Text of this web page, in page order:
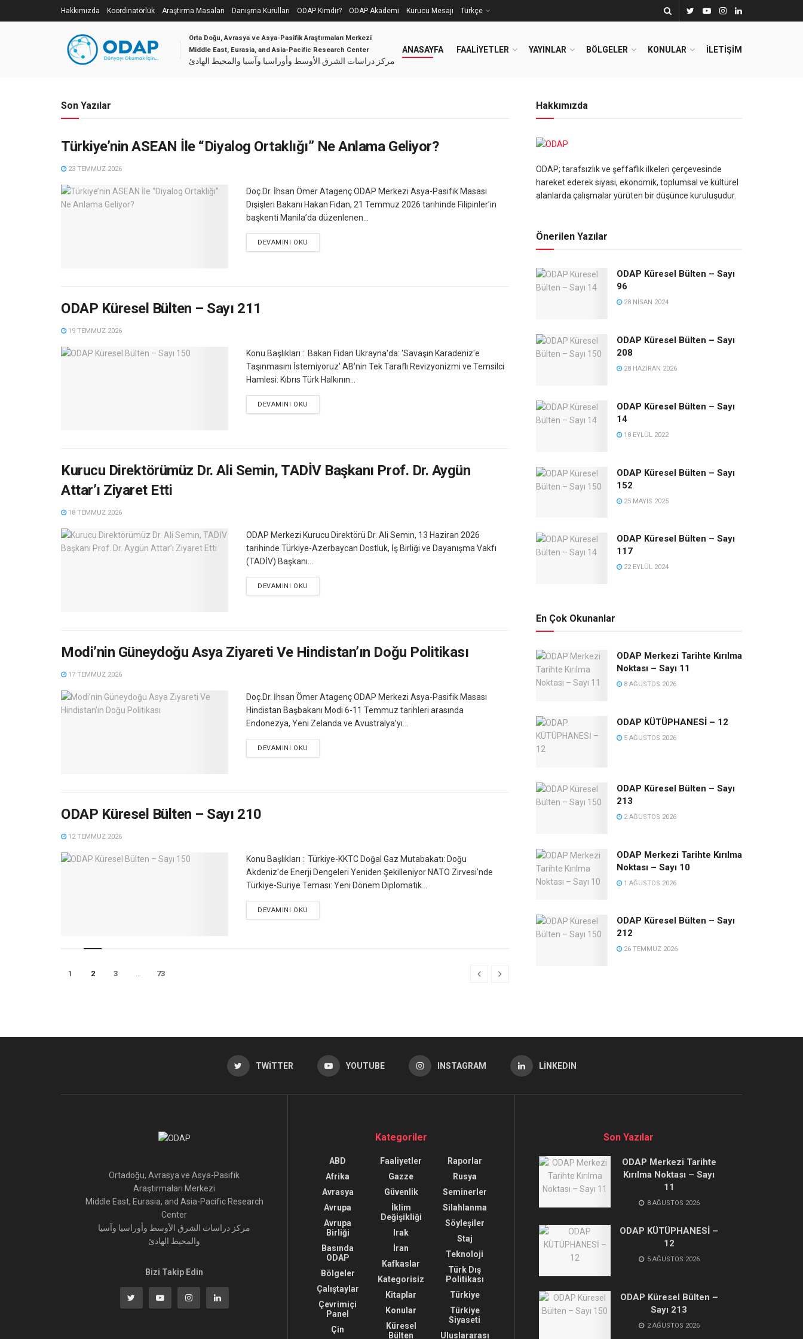
Hakkımızda Koordinatörlük Araştırma Masaları Danışma Kurulları ODAP Kimdir? ODAP Akademi Kurucu Mesajı Türkçe
Orta Doğu, Avrasya ve Asya-Pasifik Araştırmaları Merkezi
Middle East, Eurasia, and Asia-Pacific Research Center
مركز دراسات الشرق الأوسط وأوراسيا وآسيا والمحيط الهادئ
ANASAYFA FAALIYETLER YAYINLAR BÖLGELER KONULAR İLETIŞIM
Son Yazılar
Türkiye’nin ASEAN İle “Diyalog Ortaklığı” Ne Anlama Geliyor?
23 TEMMUZ 2026
Doç.Dr. İhsan Ömer Atagenç ODAP Merkezi Asya-Pasifik Masası
Dışişleri Bakanı Hakan Fidan, 21 Temmuz 2026 tarihinde Filipinler’in
başkenti Manila’da düzenlenen...
DEVAMINI OKU
ODAP Küresel Bülten – Sayı 211
19 TEMMUZ 2026
Konu Başlıkları : Bakan Fidan Ukrayna'da: 'Savaşın Karadeniz'e
Taşınmasını İstemiyoruz' AB’nin Tek Taraflı Revizyonizmi ve Temsilci
Hamlesi: Kıbrıs Türk Halkının...
DEVAMINI OKU
Kurucu Direktörümüz Dr. Ali Semin, TADİV Başkanı Prof. Dr. Aygün
Attar’ı Ziyaret Etti
18 TEMMUZ 2026
ODAP Merkezi Kurucu Direktörü Dr. Ali Semin, 13 Haziran 2026
tarihinde Türkiye-Azerbaycan Dostluk, İş Birliği ve Dayanışma Vakfı
(TADİV) Başkanı...
DEVAMINI OKU
Modi’nin Güneydoğu Asya Ziyareti Ve Hindistan’ın Doğu Politikası
17 TEMMUZ 2026
Doç.Dr. İhsan Ömer Atagenç ODAP Merkezi Asya-Pasifik Masası
Hindistan Başbakanı Modi 6-11 Temmuz tarihleri arasında
Endonezya, Yeni Zelanda ve Avustralya’yı...
DEVAMINI OKU
ODAP Küresel Bülten – Sayı 210
12 TEMMUZ 2026
Konu Başlıkları : Türkiye-KKTC Doğal Gaz Mutabakatı: Doğu
Akdeniz'de Enerji Dengeleri Yeniden Şekilleniyor NATO Zirvesi'nde
Türkiye-Suriye Teması: Yeni Dönem Diplomatik...
DEVAMINI OKU
1 2 3 … 73
Hakkımızda
ODAP; tarafsızlık ve şeffaflık ilkeleri çerçevesinde
hareket ederek siyasi, ekonomik, toplumsal ve kültürel
alanlarda çalışmalar yürüten bir düşünce kuruluşudur.
Önerilen Yazılar
ODAP Küresel Bülten – Sayı
96
28 NISAN 2024
ODAP Küresel Bülten – Sayı
208
28 HAZIRAN 2026
ODAP Küresel Bülten – Sayı
14
18 EYLÜL 2022
ODAP Küresel Bülten – Sayı
152
25 MAYIS 2025
ODAP Küresel Bülten – Sayı
117
22 EYLÜL 2024
En Çok Okunanlar
ODAP Merkezi Tarihte Kırılma
Noktası – Sayı 11
8 AĞUSTOS 2026
ODAP KÜTÜPHANESİ – 12
5 AĞUSTOS 2026
ODAP Küresel Bülten – Sayı
213
2 AĞUSTOS 2026
ODAP Merkezi Tarihte Kırılma
Noktası – Sayı 10
1 AĞUSTOS 2026
ODAP Küresel Bülten – Sayı
212
26 TEMMUZ 2026
TWITTER YOUTUBE INSTAGRAM LINKEDIN
Ortadoğu, Avrasya ve Asya-Pasifik
Araştırmaları Merkezi
Middle East, Eurasia, and Asia-Pacific Research
Center
مركز دراسات الشرق الأوسط وأوراسيا وآسيا
والمحيط الهادئ
Bizi Takip Edin
Kategoriler
ABD
Afrika
Avrasya
Avrupa
Avrupa
Birliği
Basında
ODAP
Bölgeler
Çalıştaylar
Çevrimiçi
Panel
Çin
Faaliyetler
Gazze
Güvenlik
İklim
Değişikliği
Irak
İran
Kafkaslar
Kategorisiz
Kitaplar
Konular
Küresel
Bülten
Raporlar
Rusya
Seminerler
Silahlanma
Söyleşiler
Staj
Teknoloji
Türk Dış
Politikası
Türkiye
Türkiye
Siyaseti
Uluslararası
Son Yazılar
ODAP Merkezi Tarihte
Kırılma Noktası – Sayı
11
8 AĞUSTOS 2026
ODAP KÜTÜPHANESİ –
12
5 AĞUSTOS 2026
ODAP Küresel Bülten –
Sayı 213
2 AĞUSTOS 2026